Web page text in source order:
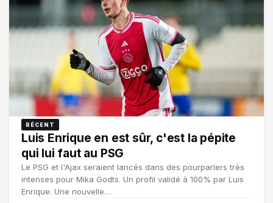
RÉCENT
Luis Enrique en est sûr, c'est la pépite
qui lui faut au PSG
Le PSG et l'Ajax seraient lancés dans des pourparlers très
intenses pour Mika Godts. Un profil validé à 100% par Luis
Enrique. Une nouvelle…